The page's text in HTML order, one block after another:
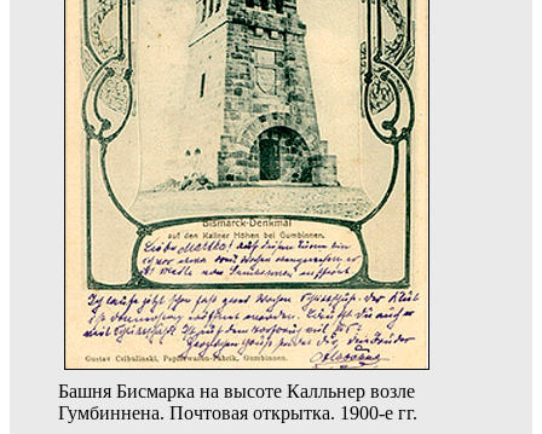
Башня Бисмарка на высоте Калльнер возле
Гумбиннена. Почтовая открытка. 1900-е гг.